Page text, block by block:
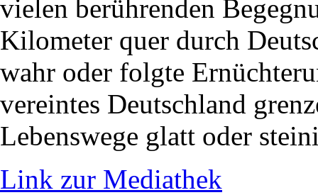
vielen berührenden
Kilometer quer durch
wahr oder folgte
vereintes Deutschland
Lebenswege glatt oder
Link zur Mediathek